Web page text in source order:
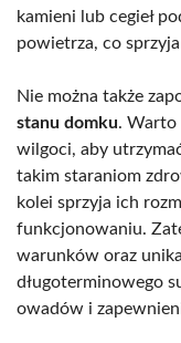
kamieni lub cegieł
powietrza, co
Nie można także
stanu domku. Warto
wilgoci, aby
takim staraniom
kolei sprzyja ich
funkcjonowaniu.
warunków oraz
długoterminowego
owadów i